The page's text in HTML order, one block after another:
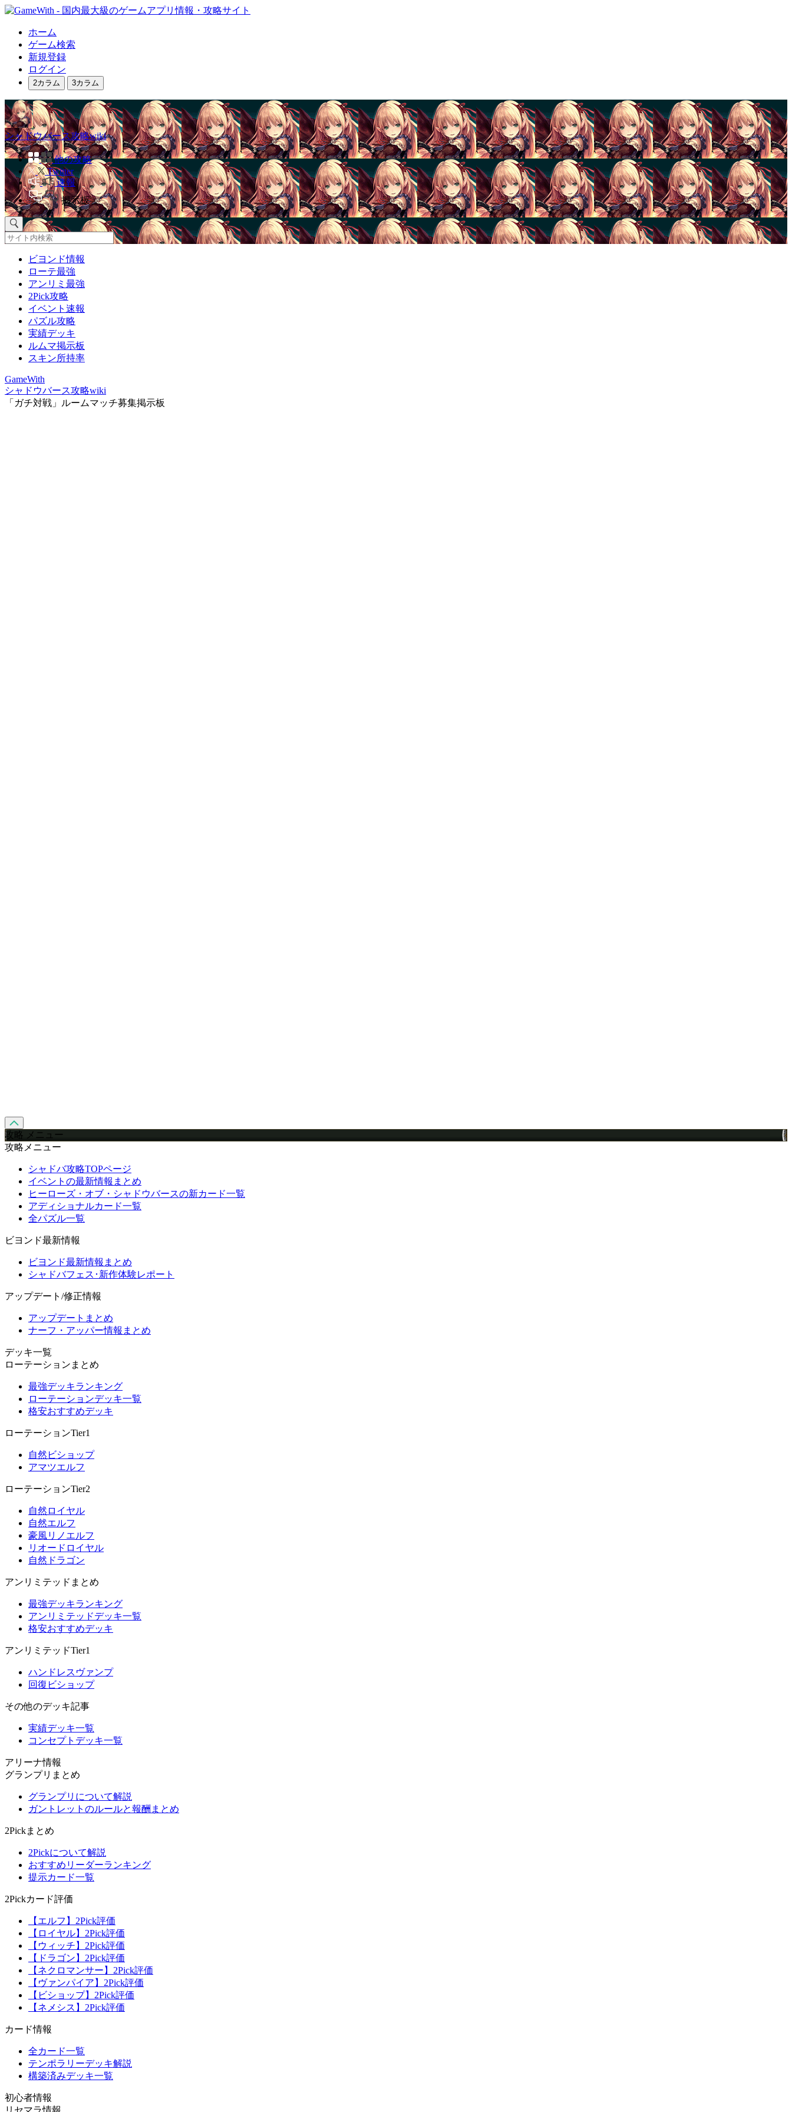
ホーム
ゲーム検索
新規登録
ログイン
2カラム 3カラム
シャドウバース攻略wiki
他の攻略
Twitter
速報
掲示板
ビヨンド情報
ローテ最強
アンリミ最強
2Pick攻略
イベント速報
パズル攻略
実績デッキ
ルムマ掲示板
スキン所持率
GameWith
シャドウバース攻略wiki
「ガチ対戦」ルームマッチ募集掲示板
攻略 メニュー
攻略メニュー
シャドバ攻略TOPページ
イベントの最新情報まとめ
ヒーローズ・オブ・シャドウバースの新カード一覧
アディショナルカード一覧
全パズル一覧
ビヨンド最新情報
ビヨンド最新情報まとめ
シャドバフェス･新作体験レポート
アップデート/修正情報
アップデートまとめ
ナーフ・アッパー情報まとめ
デッキ一覧
ローテーションまとめ
最強デッキランキング
ローテーションデッキ一覧
格安おすすめデッキ
ローテーションTier1
自然ビショップ
アマツエルフ
ローテーションTier2
自然ロイヤル
自然エルフ
豪風リノエルフ
リオードロイヤル
自然ドラゴン
アンリミテッドまとめ
最強デッキランキング
アンリミテッドデッキ一覧
格安おすすめデッキ
アンリミテッドTier1
ハンドレスヴァンプ
回復ビショップ
その他のデッキ記事
実績デッキ一覧
コンセプトデッキ一覧
アリーナ情報
グランプリまとめ
グランプリについて解説
ガントレットのルールと報酬まとめ
2Pickまとめ
2Pickについて解説
おすすめリーダーランキング
提示カード一覧
2Pickカード評価
【エルフ】2Pick評価
【ロイヤル】2Pick評価
【ウィッチ】2Pick評価
【ドラゴン】2Pick評価
【ネクロマンサー】2Pick評価
【ヴァンパイア】2Pick評価
【ビショップ】2Pick評価
【ネメシス】2Pick評価
カード情報
全カード一覧
テンポラリーデッキ解説
構築済みデッキ一覧
初心者情報
リセマラ情報